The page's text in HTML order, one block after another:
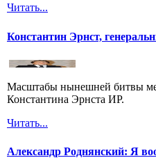
Читать...
Константин Эрнст,
Масштабы нынешней битвы
Константина Эрнста ИР.
Читать...
Александр Роднянский: Я